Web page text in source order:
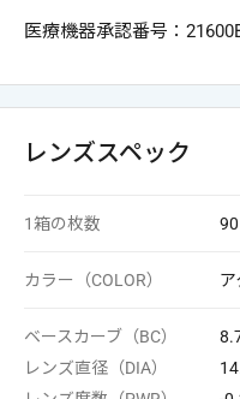
医療機器承認番号：
レンズスペック
1箱の枚数 90
カラー（COLOR）
ベースカーブ（BC）
レンズ直径（DIA）